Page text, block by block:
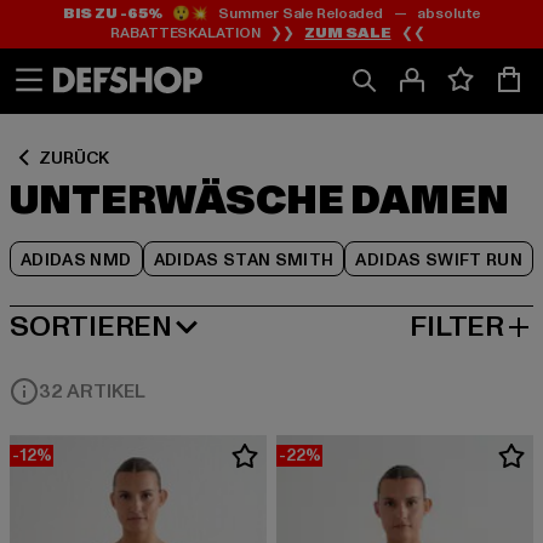
Zum
Inhalt
springen
Zum
Fußzeile
springen
BIS ZU -65%😲💥 Summer Sale Reloaded — absolute
RABATTESKALATION ❯❯ ZUM SALE ❮❮
ZURÜCK
UNTERWÄSCHE DAMEN
ADIDAS NMD ADIDAS STAN SMITH ADIDAS SWIFT RUN
Zum
Produktraster
springen
SORTIEREN
NEUESTE FILTER
32 ARTIKEL
-12% -22%